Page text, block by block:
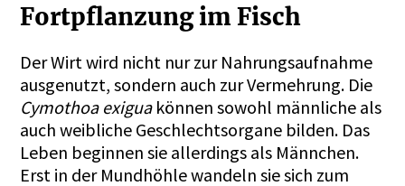
Fortpflanzung im Fisch
Der Wirt wird nicht nur zur Nahrungsaufnahme
ausgenutzt, sondern auch zur Vermehrung. Die
Cymothoa exiguakönnen sowohl männliche als
auch weibliche Geschlechtsorgane bilden. Das
Leben beginnen sie allerdings als Männchen.
Erst in der Mundhöhle wandeln sie sich zum